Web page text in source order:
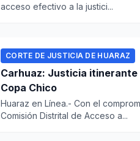
acceso efectivo a la justici...
CORTE DE JUSTICIA DE HUARAZ
Carhuaz: Justicia
Copa Chico
Huaraz en Línea.- Con el
Comisión Distrital de Acceso a...